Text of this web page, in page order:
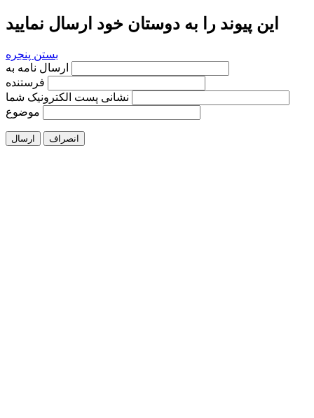
این پیوند را به دوستان خود ارسال نمایید
بستن پنجره
فرستنده
نشانی پست الکترونیک شما
موضوع
ارسال انصراف